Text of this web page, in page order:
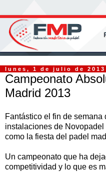
lunes, 1 de julio de 2013
Campeonato
Madrid 2013
Fantástico el fin de
instalaciones de
como la fiesta del padel
Un campeonato que ha
competitividad y lo que es